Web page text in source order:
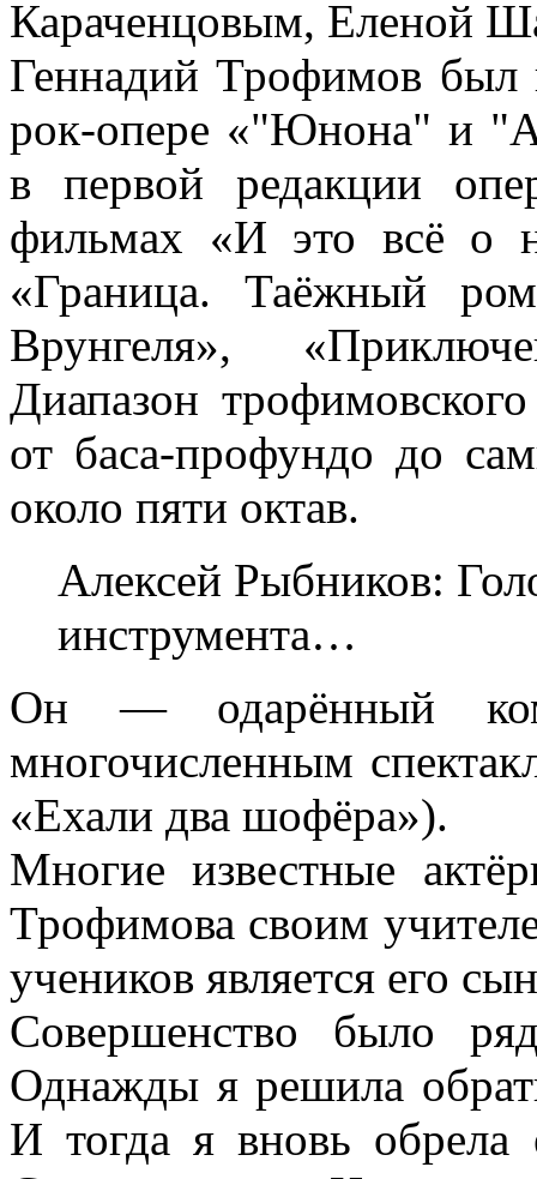
Караченцовым, Еленой
Геннадий Трофимов был
рок-опере «"Юнона" и
в первой редакции
фильмах «И это всё о
«Граница. Таёжный
Врунгеля»,
Диапазон
от баса-профундо до
около пяти октав.
Алексей Рыбников:
инструмента…
Он — одарённый
многочисленным
«Ехали два шофёра»).
Многие известные
Трофимова своим
учеников является его
Совершенство было
Однажды я решила
И тогда я вновь